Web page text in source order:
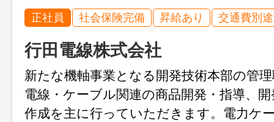
正社員 社会保険完備 昇給あり 交通費別
行田電線株式会社
新たな機軸事業となる開発技術本部の管
電線・ケーブル関連の商品開発・指導、
作成を主に行っていただきます。電力ケ